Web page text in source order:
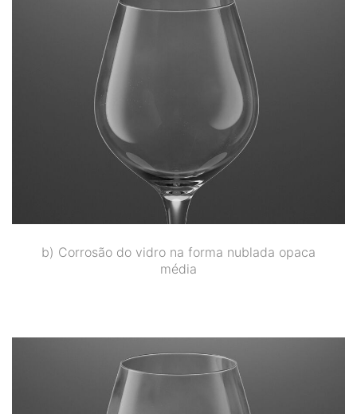
b) Corrosão do vidro na forma nublada opaca
média